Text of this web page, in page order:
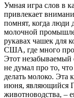
Умная игра слов в
привлекает
помнят, когда люди
молочной
рукавах чашек для
США, где много
Этот незабываемый
не думал про то,
делать молоко. Эта
июня, являющийся
животноводства, –